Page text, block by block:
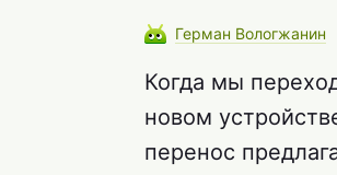
Герман Вологжанин
Когда мы
новом
перенос